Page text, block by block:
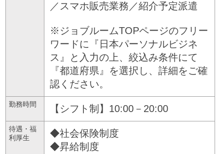
／スマホ販売業務／紹介予定派遣
※ジョブルームTOPページのフリー
ワードに『日本パーソナルビジネ
ス』と入力の上、絞込み条件にて
『都道府県』を選択し、詳細をご確
認ください。
勤務時間 【シフト制】10:00－20:00
待遇・福
利厚生
◆社会保険制度
◆昇給制度